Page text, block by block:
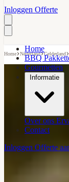
Inloggen Offerte
Home
BBQ
Gourmetten
Informatie
Over ons
Contact
Inloggen Offerte
Home›Nederland›Gelderland›